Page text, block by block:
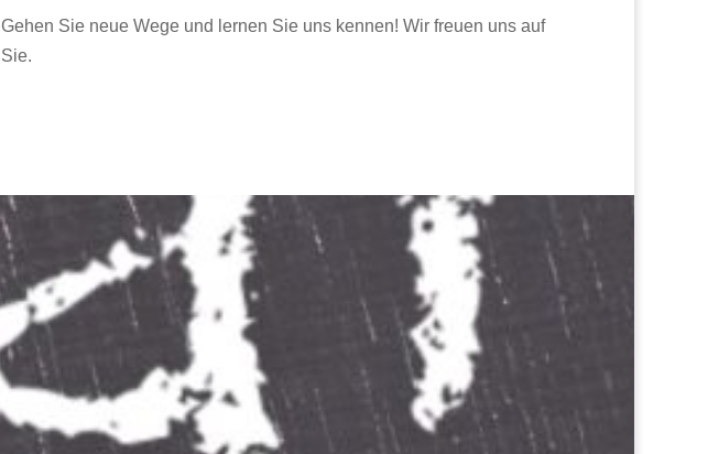
Gehen Sie neue Wege und lernen Sie uns kennen! Wir freuen uns auf
Sie.